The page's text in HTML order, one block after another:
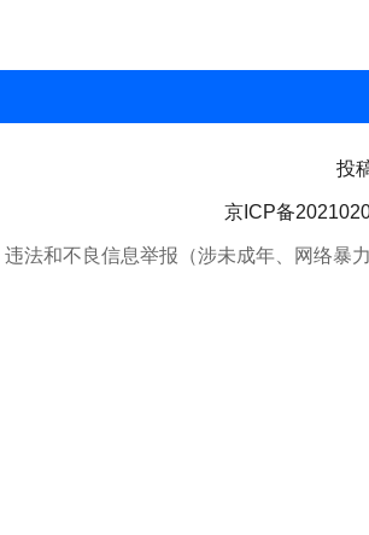
投
京ICP备
违法和不良信息举报（涉未成年、网络暴